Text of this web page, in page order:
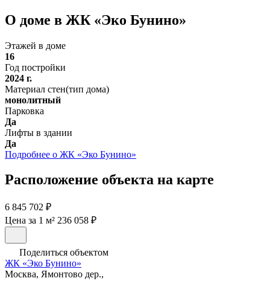
О доме в ЖК «Эко Бунино»
Этажей в доме
16
Год постройки
2024 г.
Материал стен(тип дома)
монолитный
Парковка
Да
Лифты в здании
Да
Подробнее о ЖК «Эко Бунино»
Расположение объекта на карте
6 845 702 ₽
Цена за 1 м² 236 058 ₽
Поделиться объектом
ЖК «Эко Бунино»
Москва, Ямонтово дер.,